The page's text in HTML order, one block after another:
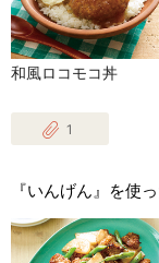
和風ロコモコ丼
1
『いんげん』を使